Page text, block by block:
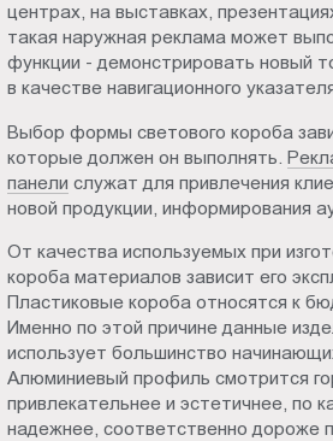
центрах, на выставках,
такая наружная реклама может
функции - демонстрировать новый
в качестве навигационного
Выбор формы светового короба
которые должен он выполнять.
панели служат для привлечения
новой продукции, информирования
От качества используемых при
короба материалов зависит его
Пластиковые короба относятся к
Именно по этой причине данные
использует большинство
Алюминиевый профиль смотрится
привлекательнее и эстетичнее, по
надежнее, соответственно дороже